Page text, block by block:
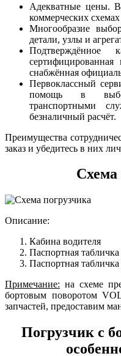
Адекватные цены.
коммерческих
Многообразие
детали, узлы и
Подтверждённое
снабжённая
Первоклассный
помощь в
транспортными
безналичный расчёт.
Преимущества
заказ и убедитесь в них
Схема
Описание:
Кабина водителя
Паспортная табличка
Паспортная табличка
Примечание: на схеме
бортовым поворотом
запчастей, предоставим
Погрузчик с